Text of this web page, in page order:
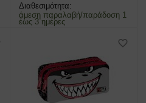
Διαθεσιμότητα:
άμεση παραλαβή/παράδοση 1
έως 3 ημέρες